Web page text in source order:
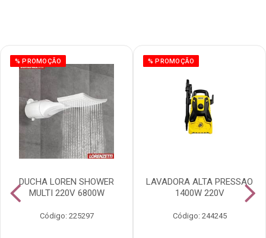
% PROMOÇÃO
DUCHA LOREN SHOWER
MULTI 220V 6800W
Código: 225297
% PROMOÇÃO
LAVADORA ALTA PRESSAO
1400W 220V
Código: 244245